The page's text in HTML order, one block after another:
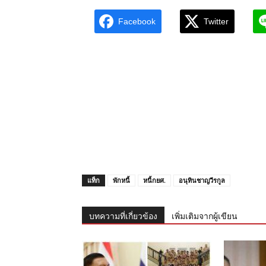
Facebook Twitter
แท็ก พักหนี้ หนี้กยศ. อนุทินชาญวีรกูล
บทความที่เกี่ยวข้อง เพิ่มเติมจากผู้เขียน